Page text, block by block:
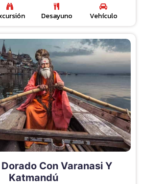
Desayuno Vehículo
Con Varanasi Y
Katmandú